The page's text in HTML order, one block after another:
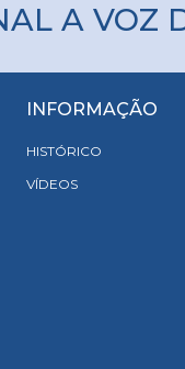
A VOZ
INFORMAÇÃO
HISTÓRICO
VÍDEOS